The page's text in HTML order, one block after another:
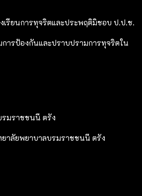
เรียนการทุจริตและประพฤติมิชอบ ป.ป.ช.
ารป้องกันและปราบปรามการทุจริตใน
มราชชนนี ตรัง
าลัยพยาบาลบรมราชชนนี ตรัง